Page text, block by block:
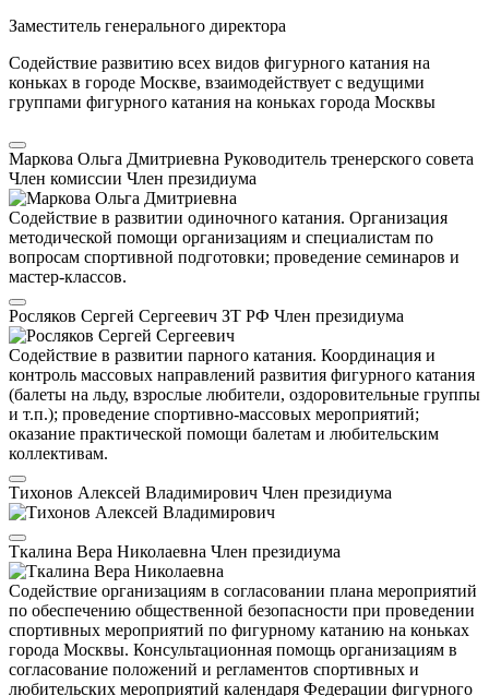
Заместитель генерального директора
Содействие развитию всех видов фигурного катания на
коньках в городе Москве, взаимодействует с ведущими
группами фигурного катания на коньках города Москвы
Маркова Ольга Дмитриевна Руководитель тренерского совета
Член комиссии Член президиума
Содействие в развитии одиночного катания. Организация
методической помощи организациям и специалистам по
вопросам спортивной подготовки; проведение семинаров и
мастер-классов.
Росляков Сергей Сергеевич ЗТ РФ Член президиума
Содействие в развитии парного катания. Координация и
контроль массовых направлений развития фигурного катания
(балеты на льду, взрослые любители, оздоровительные группы
и т.п.); проведение спортивно-массовых мероприятий;
оказание практической помощи балетам и любительским
коллективам.
Тихонов Алексей Владимирович Член президиума
Ткалина Вера Николаевна Член президиума
Содействие организациям в согласовании плана мероприятий
по обеспечению общественной безопасности при проведении
спортивных мероприятий по фигурному катанию на коньках
города Москвы. Консультационная помощь организациям в
согласование положений и регламентов спортивных и
любительских мероприятий календаря Федерации фигурного